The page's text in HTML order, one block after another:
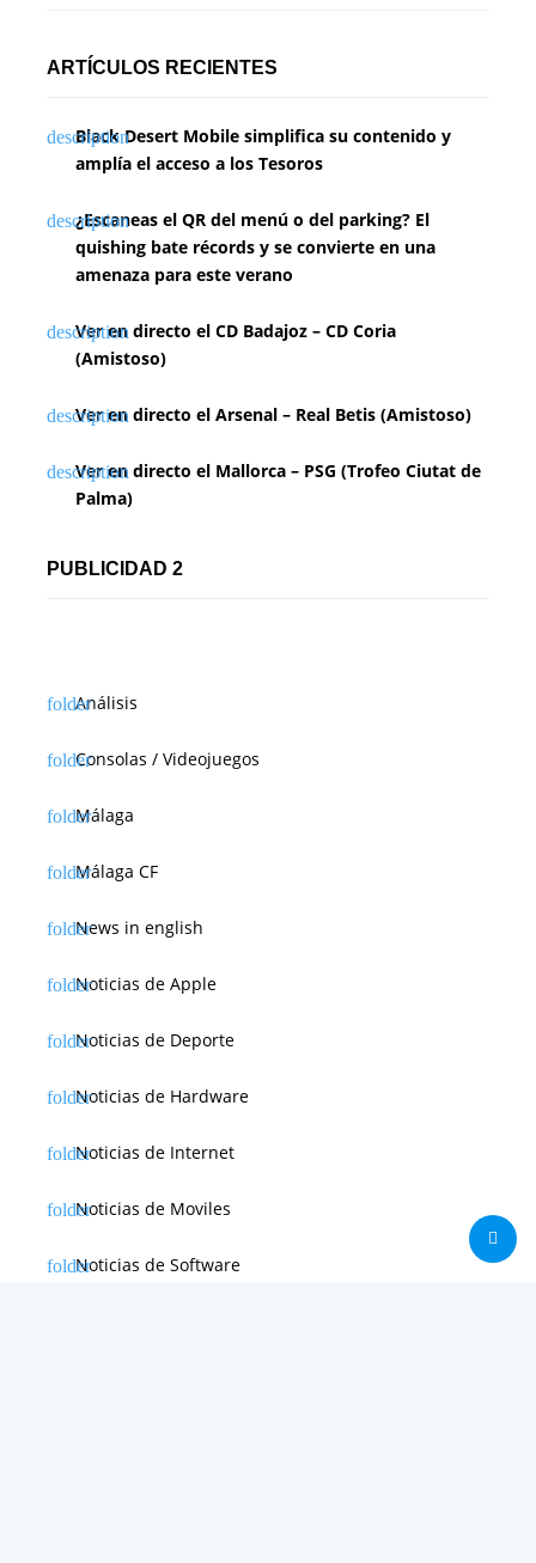
ARTÍCULOS RECIENTES
Black Desert Mobile simplifica su contenido y
amplía el acceso a los Tesoros
¿Escaneas el QR del menú o del parking? El
quishing bate récords y se convierte en una
amenaza para este verano
Ver en directo el CD Badajoz – CD Coria
(Amistoso)
Ver en directo el Arsenal – Real Betis (Amistoso)
Ver en directo el Mallorca – PSG (Trofeo Ciutat de
Palma)
PUBLICIDAD 2
Análisis
Consolas / Videojuegos
Málaga
Málaga CF
News in english
Noticias de Apple
Noticias de Deporte
Noticias de Hardware
Noticias de Internet
Noticias de Moviles
Noticias de Software